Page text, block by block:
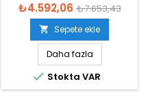
₺4.592,06 ₺7.653,43
 Sepete ekle
Daha fazla
 Stokta VAR